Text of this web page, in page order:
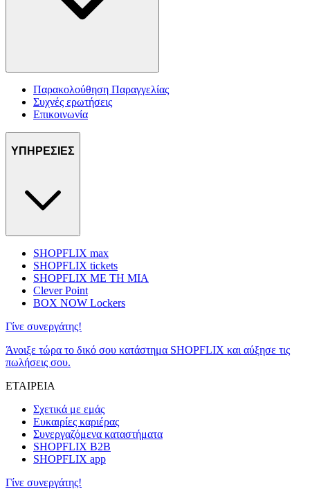
Παρακολούθηση Παραγγελίας
Συχνές ερωτήσεις
Επικοινωνία
ΥΠΗΡΕΣΙΕΣ
SHOPFLIX max
SHOPFLIX tickets
SHOPFLIX ΜΕ ΤΗ ΜΙΑ
Clever Point
BOX NOW Lockers
Γίνε συνεργάτης!
Άνοιξε τώρα το δικό σου κατάστημα SHOPFLIX και αύξησε τις
πωλήσεις σου.
ΕΤΑΙΡΕΙΑ
Σχετικά με εμάς
Ευκαιρίες καριέρας
Συνεργαζόμενα καταστήματα
SHOPFLIX B2B
SHOPFLIX app
Γίνε συνεργάτης!